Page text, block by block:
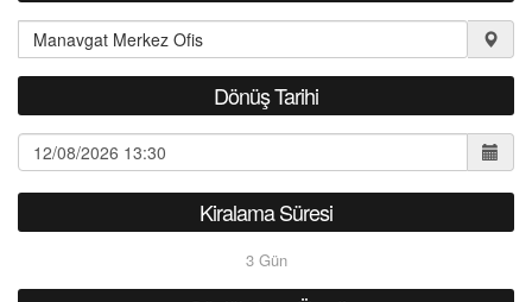
Dönüş Tarihi
Kiralama Süresi
3Gün